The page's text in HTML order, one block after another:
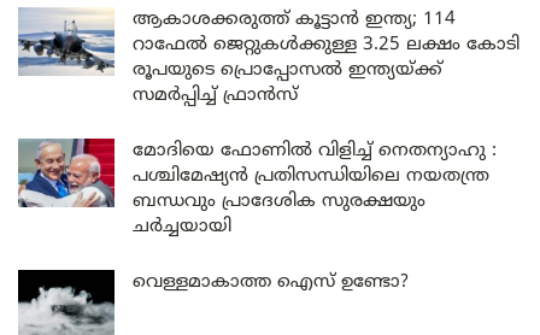
ആകാശക്കരുത്ത് കൂട്ടാൻ ഇന്ത്യ; 114
റാഫേൽ ജെറ്റുകൾക്കുള്ള 3.25 ലക്ഷം കോടി
രൂപയുടെ പ്രൊപ്പോസൽ ഇന്ത്യയ്ക്ക്
സമർപ്പിച്ച് ഫ്രാൻസ്
മോദിയെ ഫോണിൽ വിളിച്ച് നെതന്യാഹു :
പശ്ചിമേഷ്യൻ പ്രതിസന്ധിയിലെ നയതന്ത്ര
ബന്ധവും പ്രാദേശിക സുരക്ഷയും
ചർച്ചയായി
വെള്ളമാകാത്ത ഐസ് ഉണ്ടോ?